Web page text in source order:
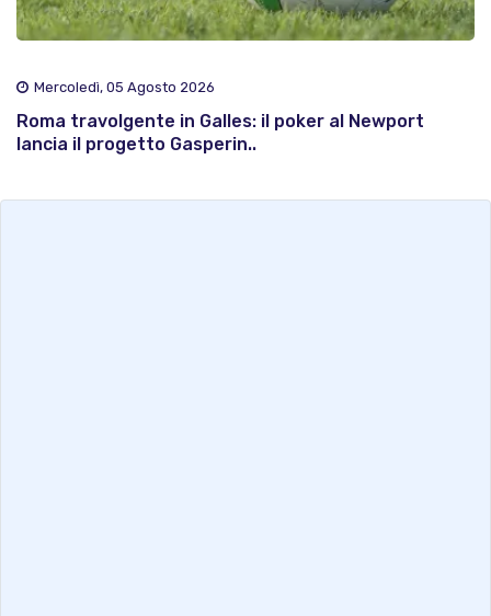
Mercoledì, 05 Agosto 2026
Roma travolgente in Galles: il poker al Newport
lancia il progetto Gasperin..